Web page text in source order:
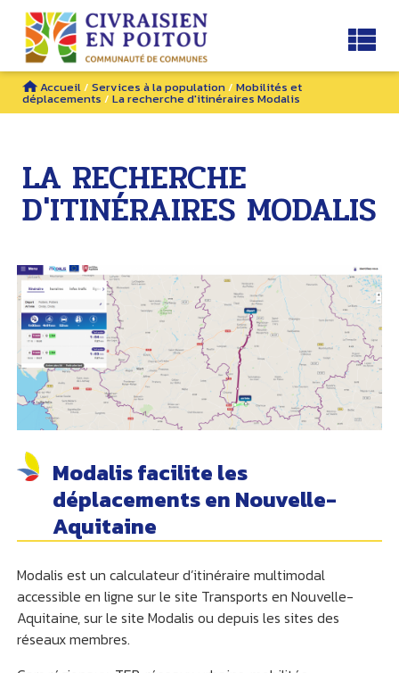
Accueil/ Services à la population/ Mobilités et
déplacements / La recherche d'itinéraires Modalis
LA RECHERCHE
D'ITINÉRAIRES MODALIS
Modalis facilite les
déplacements en Nouvelle-
Aquitaine
Modalis est un calculateur d’itinéraire multimodal
accessible en ligne sur le site Transports en Nouvelle-
Aquitaine, sur le site Modalis ou depuis les sites des
réseaux membres.